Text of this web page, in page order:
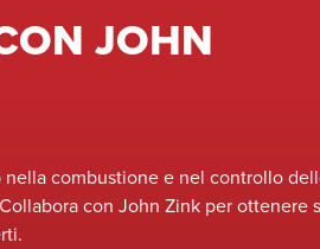
JOHN
combustione e nel controllo
con John Zink per